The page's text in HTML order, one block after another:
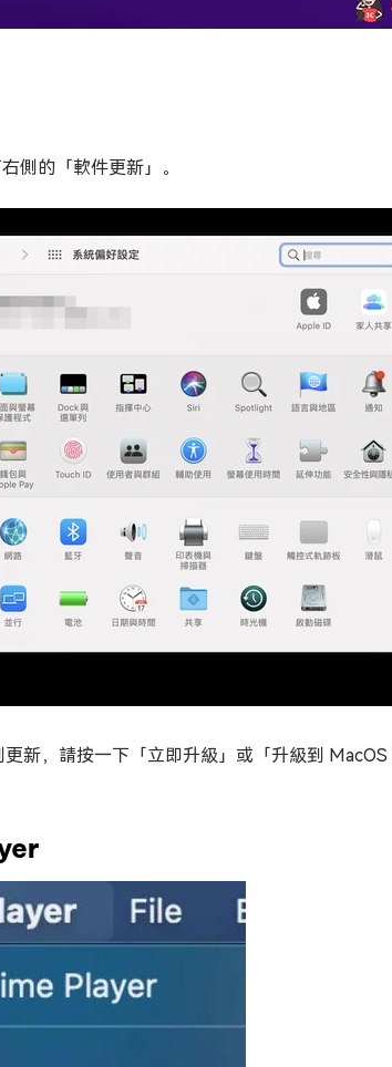
側的「軟件更新」。
新，請按一下「立即升級」或「升級到 MacOS